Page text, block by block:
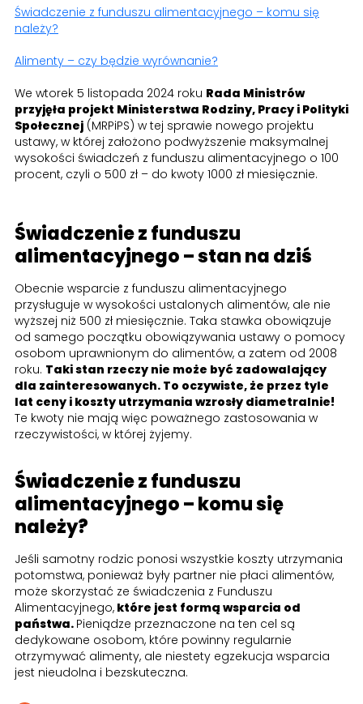
Świadczenie z funduszu alimentacyjnego – komu się
należy?
Alimenty – czy będzie wyrównanie?
We wtorek 5 listopada 2024 roku Rada Ministrów
przyjęła projekt Ministerstwa Rodziny, Pracy i Polityki
Społecznej (MRPiPS) w tej sprawie nowego projektu
ustawy, w której założono podwyższenie maksymalnej
wysokości świadczeń z funduszu alimentacyjnego o 100
procent, czyli o 500 zł – do kwoty 1000 zł miesięcznie.
Świadczenie z funduszu
alimentacyjnego – stan na dziś
Obecnie wsparcie z funduszu alimentacyjnego
przysługuje w wysokości ustalonych alimentów, ale nie
wyższej niż 500 zł miesięcznie. Taka stawka obowiązuje
od samego początku obowiązywania ustawy o pomocy
osobom uprawnionym do alimentów, a zatem od 2008
roku. Taki stan rzeczy nie może być zadowalający
dla zainteresowanych. To oczywiste, że przez tyle
lat ceny i koszty utrzymania wzrosły diametralnie!
Te kwoty nie mają więc poważnego zastosowania w
rzeczywistości, w której żyjemy.
Świadczenie z funduszu
alimentacyjnego – komu się
należy?
Jeśli samotny rodzic ponosi wszystkie koszty utrzymania
potomstwa, ponieważ były partner nie płaci alimentów,
może skorzystać ze świadczenia z Funduszu
Alimentacyjnego, które jest formą wsparcia od
państwa. Pieniądze przeznaczone na ten cel są
dedykowane osobom, które powinny regularnie
otrzymywać alimenty, ale niestety egzekucja wsparcia
jest nieudolna i bezskuteczna.